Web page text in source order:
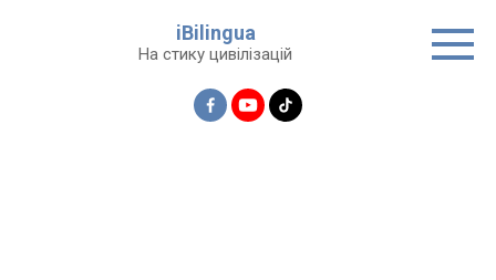
iBilingua
На стику цивілізацій